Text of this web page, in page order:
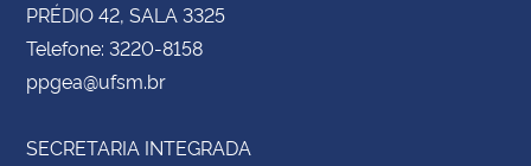
PRÉDIO 42, SALA 3325
Telefone: 3220-8158
ppgea@ufsm.br
SECRETARIA INTEGRADA